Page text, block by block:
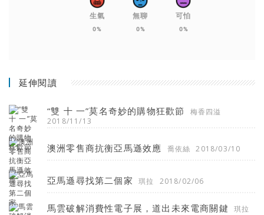
生氣
0%
無聊
0%
可怕
0%
延伸閱讀
“雙 十 一”莫名奇妙的購物狂歡節
梅香四溢
2018/11/13
澳洲零售商抗衡亞馬遜效應 喬依絲 2018/03/10
亞馬遜尋找第二個家 琪拉 2018/02/06
馬雲破解消費性電子展，道出未來電商關鍵
琪拉